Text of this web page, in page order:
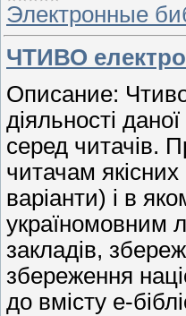
Электронные
ЧТИВО
Описание: Чтиво
діяльності
серед читачів.
читачам
варіанти) і в
україномовним
закладів,
збереження
до вмісту е-